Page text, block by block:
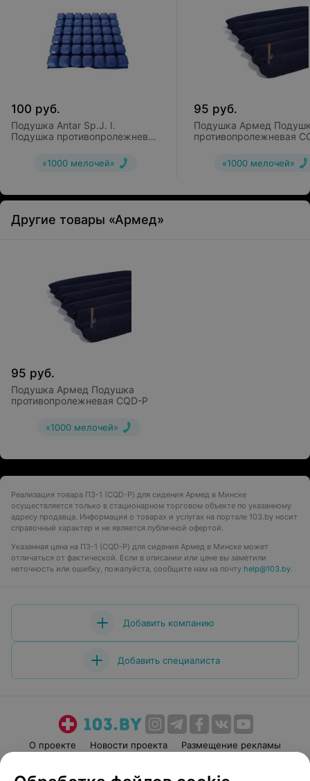
100 руб.
Подушка Antar Sp.J. I.
Подушка противопролежневая
«1000 мелочей»
95 руб.
Подушка Армед
противопролежневая
«1000 мелочей»
Другие товары «Армед»
95 руб.
Подушка Армед Подушка
противопролежневая CQD-P
«1000 мелочей»
Реализация товара ПЗ-1 (CQD-P) для сидения Армед в Минске
осуществляется только в стационарном торговом объекте по указанному
адресу продавца. Информация о товарах и услугах на портале 103.by носит
справочный характер и не является публичной офертой.
Указанная цена на ПЗ-1 (CQD-P) для сидения Армед в Минске может
отличаться от фактической. Если в описании или цене вы заметили
неточность или ошибку, пожалуйста, сообщите нам на почту help@103.by.
Добавить компанию
Добавить специалиста
О проекте Новости проекта
Размещение рекламы